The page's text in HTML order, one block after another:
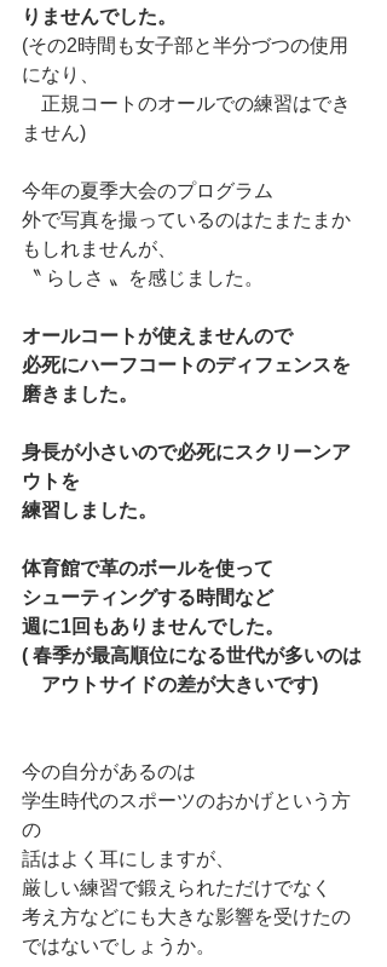
りませんでした。
(その2時間も女子部と半分づつの使用
になり、
正規コートのオールでの練習はでき
ません)
今年の夏季大会のプログラム
外で写真を撮っているのはたまたまか
もしれませんが、
〝 らしさ 〟を感じました。
オールコートが使えませんので
必死にハーフコートのディフェンスを
磨きました。
身長が小さいので必死にスクリーンア
ウトを
練習しました。
体育館で革のボールを使って
シューティングする時間など
週に1回もありませんでした。
( 春季が最高順位になる世代が多いのは
アウトサイドの差が大きいです)
今の自分があるのは
学生時代のスポーツのおかげという方
の
話はよく耳にしますが、
厳しい練習で鍛えられただけでなく
考え方などにも大きな影響を受けたの
ではないでしょうか。